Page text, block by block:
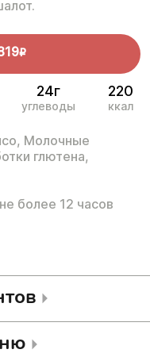
R
24г
углеводы
220
ккал
Молочные
глютена,
более 12 часов